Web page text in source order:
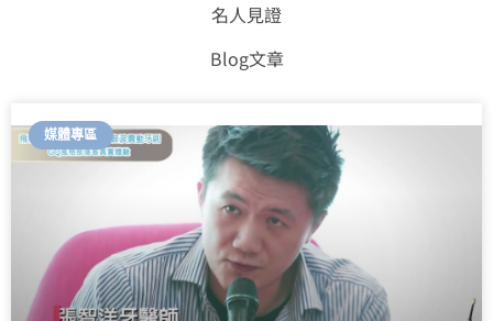
名人見證
Blog文章
媒體專區